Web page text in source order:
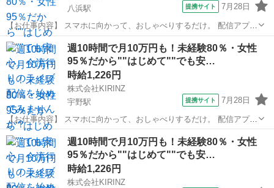
八浜駅
提携サイト 7月28日
【お仕事内容】 スマホに向かって、おしゃべりするだけ。 配信アプリ
（17LIVE／Pococha／IRIAM など）でライブ配信するお仕事です。
——————————— 配信内容はぜんぶ自由
——————————— ・今日...
岡山 玉野市 八浜駅 イベントスタッフ
週10時間で月10万円も！未経験80％・女性
95％だから""はじめて""でも安…
時給1,226円
株式会社KIRINZ
宇野駅
提携サイト 7月28日
【お仕事内容】 スマホに向かって、おしゃべりするだけ。 配信アプリ
（17LIVE／Pococha／IRIAM など）でライブ配信するお仕事です。
——————————— 配信内容はぜんぶ自由
——————————— ・今日...
岡山 玉野市 宇野駅 イベントスタッフ
週10時間で月10万円も！未経験80％・女性
95％だから""はじめて""でも安…
時給1,226円
株式会社KIRINZ